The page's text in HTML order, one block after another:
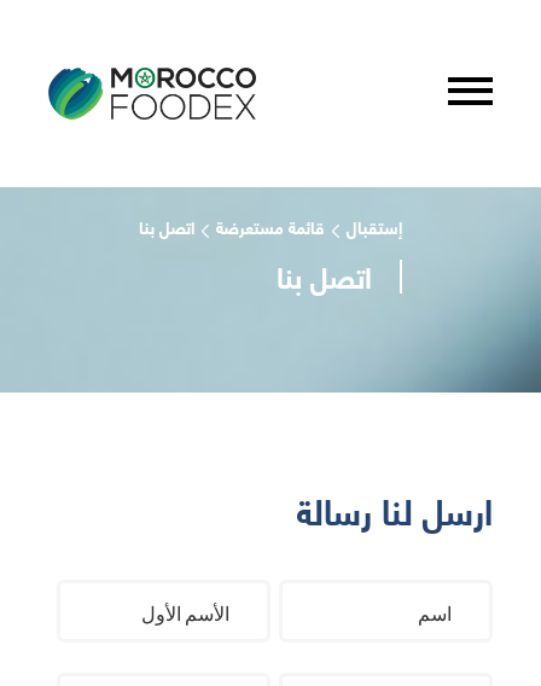
إستقبال قائمة مستعرضة اتصل بنا
اتصل بنا
ارسل لنا رسالة